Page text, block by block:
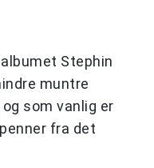
Stephin
muntre
som vanlig er
fra det